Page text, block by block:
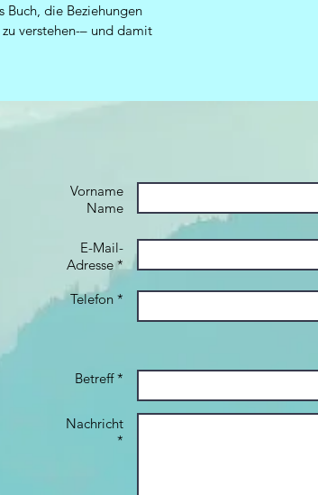
Buch, die Beziehungen
verstehen-– und damit
Vorname
Name
E-Mail-
Adresse *
Telefon *
Betreff *
Nachricht
*